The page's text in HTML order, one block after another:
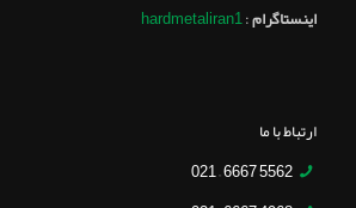
اینستاگرام:
hardmetaliran1
ارتباط با ما
5562 6667 – 021